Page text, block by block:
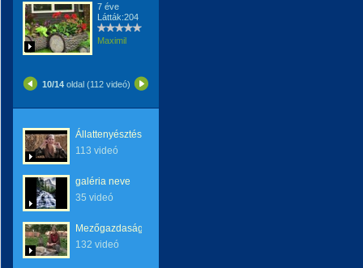
7 éve
Látták:204
Maximil
10/14oldal (112 videó)
Állattenyésztés
113 videó
galéria neve
35 videó
Mezőgazdaság
132 videó